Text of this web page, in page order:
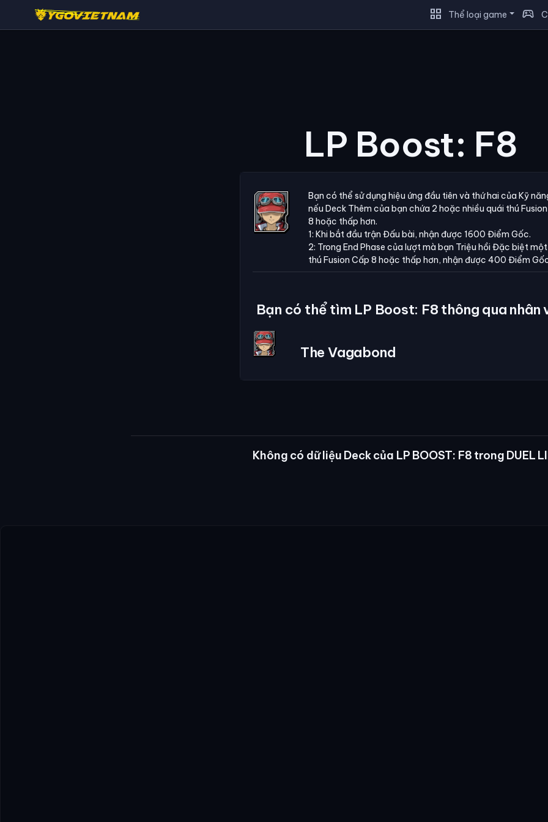
grid_view Thể loại game sports_esports
LP Boost: F8
Bạn có thể sử dụng hiệu ứng đầu tiên và thứ hai của Kỹ
nếu Deck Thêm của bạn chứa 2 hoặc nhiều quái thú
8 hoặc thấp hơn.
1: Khi bắt đầu trận Đấu bài, nhận được 1600 Điểm Gốc.
2: Trong End Phase của lượt mà bạn Triệu hồi Đặc biệt
thú Fusion Cấp 8 hoặc thấp hơn, nhận được 400 Điểm
Bạn có thể tìm LP Boost: F8 thông qua nhân
The Vagabond
Không có dữ liệu Deck của LP BOOST: F8 trong DUEL